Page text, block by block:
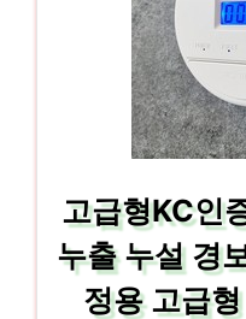
고급형KC인
누출 누설 경
정용 고급